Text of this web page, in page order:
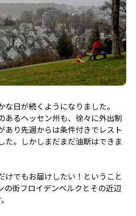
な日が続くようになりました。
あるヘッセン州も、徐々に外出制
あり先週からは条件付きでレスト
た。しかしまだまだ油断はできま
けでもお届けしたい！ということ
の街フロイデンベルクとその近辺